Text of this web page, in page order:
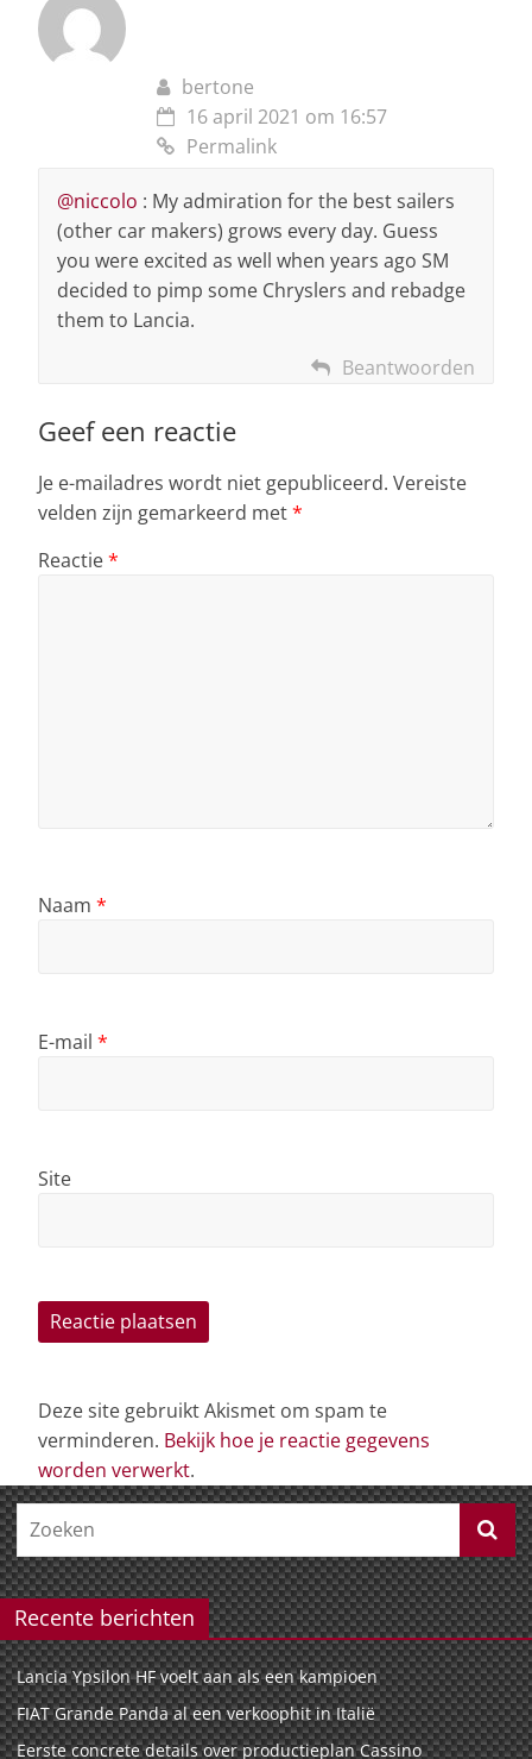
bertone
16 april 2021 om 16:57
Permalink
@niccolo : My admiration for the best sailers
(other car makers) grows every day. Guess
you were excited as well when years ago SM
decided to pimp some Chryslers and rebadge
them to Lancia.
Beantwoorden
Geef een reactie
Je e-mailadres wordt niet gepubliceerd. Vereiste
velden zijn gemarkeerd met*
Reactie*
Naam *
E-mail *
Site
Deze site gebruikt Akismet om spam te
verminderen. Bekijk hoe je reactie gegevens
worden verwerkt.
Recente berichten
Lancia Ypsilon HF voelt aan als een kampioen
FIAT Grande Panda al een verkoophit in Italië
Eerste concrete details over productieplan Cassino